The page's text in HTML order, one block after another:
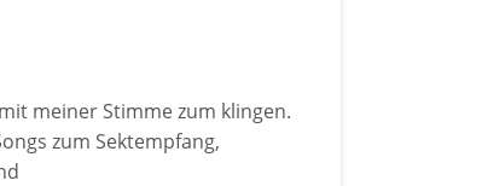
meiner Stimme zum klingen.
zum Sektempfang,